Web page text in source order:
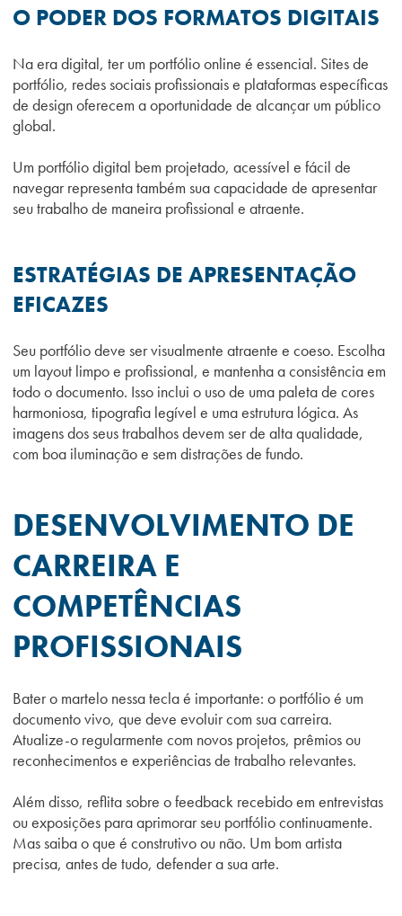
O PODER DOS FORMATOS DIGITAIS
Na era digital, ter um portfólio online é essencial. Sites de
portfólio, redes sociais profissionais e plataformas específicas
de design oferecem a oportunidade de alcançar um público
global.
Um portfólio digital bem projetado, acessível e fácil de
navegar representa também sua capacidade de apresentar
seu trabalho de maneira profissional e atraente.
ESTRATÉGIAS DE APRESENTAÇÃO
EFICAZES
Seu portfólio deve ser visualmente atraente e coeso. Escolha
um layout limpo e profissional, e mantenha a consistência em
todo o documento. Isso inclui o uso de uma paleta de cores
harmoniosa, tipografia legível e uma estrutura lógica. As
imagens dos seus trabalhos devem ser de alta qualidade,
com boa iluminação e sem distrações de fundo.
DESENVOLVIMENTO DE
CARREIRA E
COMPETÊNCIAS
PROFISSIONAIS
Bater o martelo nessa tecla é importante: o portfólio é um
documento vivo, que deve evoluir com sua carreira.
Atualize-o regularmente com novos projetos, prêmios ou
reconhecimentos e experiências de trabalho relevantes.
Além disso, reflita sobre o feedback recebido em entrevistas
ou exposições para aprimorar seu portfólio continuamente.
Mas saiba o que é construtivo ou não. Um bom artista
precisa, antes de tudo, defender a sua arte.